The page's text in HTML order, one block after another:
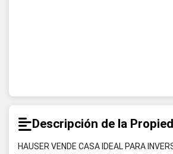
Descripción de la
HAUSER VENDE CASA IDEAL PARA